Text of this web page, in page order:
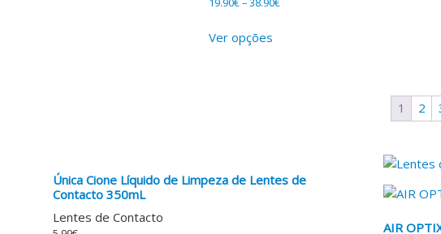
Ver opções
1 2
Única Cione Líquido de Limpeza de Lentes de
Contacto 350mL
Lentes de Contacto
AIR